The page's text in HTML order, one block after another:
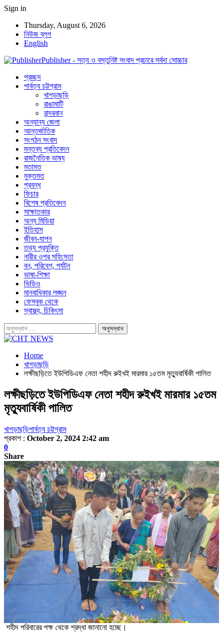
Sign in
Thursday, August 6, 2026
নিউজ ব্লগ
English
Publisher - সত্য ও বস্তুনিষ্ট সংবাদ প্রচারে সর্বদা সোচ্চার
প্রচ্ছদ
পার্বত্য চট্টগ্রাম
খাগড়াছড়ি
রাঙামাটি
বান্দরবান
অন্যান্য জেলা
আন্তর্জাতিক
সংগঠন সংবাদ
মন্তব্য প্রতিবেদন
রাজনৈতিক ভাষ্য
মতামত
মুক্তমত
প্রবন্ধ
ফিচার
বিশেষ প্রতিবেদন
সাক্ষাতকার
অন্য মিডিয়া
ইতিহাস
জীবন-যাপন
তথ্য প্রযুক্তি
নারীর ওপর সহিংসতা
বন, পরিবেশ, পর্যটন
ভাষা-শিক্ষা
ভিডিও
মানবাধিকার লঙ্ঘন
ফেসবুক থেকে
স্বাস্থ্য, চিকিৎসা
Home
খাগড়াছড়ি
লক্ষীছড়িতে ইউপিডিএফ নেতা শহীদ রুইখই মারমার ১৫তম মৃত্যুবার্ষিকী পালিত
লক্ষীছড়িতে ইউপিডিএফ নেতা শহীদ রুইখই মারমার ১৫তম
মৃত্যুবার্ষিকী পালিত
খাগড়াছড়িপার্বত্য চট্টগ্রাম
প্রকাশ : October 2, 2024 2:42 am
0
Share
শহীদ পরিবারের পক্ষ থেকে শ্রদ্ধা জানানো হচ্ছে।